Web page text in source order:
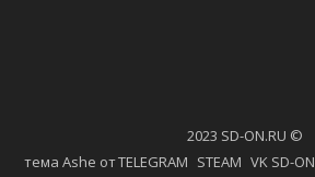
2023 SD-ON.RU ©
TELEGRAM STEAM VK SD-ON
тема Ashe от